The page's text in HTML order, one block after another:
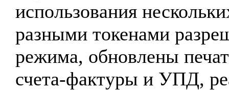
использования
разными токенами
режима, обновлены
счета-фактуры и УПД,